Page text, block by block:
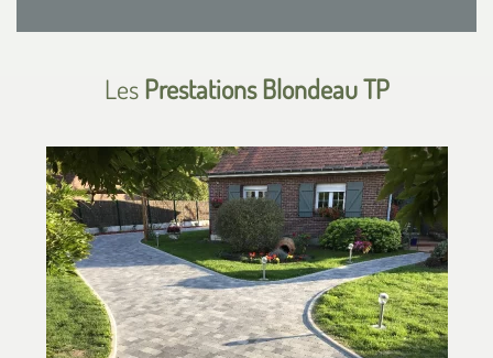
LesPrestations Blondeau TP